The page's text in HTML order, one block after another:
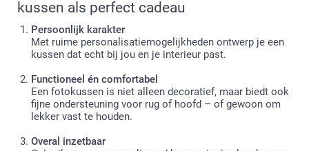
kussen als perfect cadeau
Persoonlijk karakter
Met ruime personalisatiemogelijkheden ontwerp je een
kussen dat echt bij jou en je interieur past.
Functioneel én comfortabel
Een fotokussen is niet alleen decoratief, maar biedt ook
fijne ondersteuning voor rug of hoofd – of gewoon om
lekker vast te houden.
Overal inzetbaar